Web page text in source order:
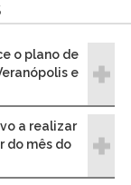
o plano de
e
a realizar
do mês do